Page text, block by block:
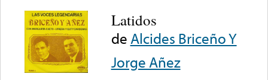
Latidos
de Alcides Briceño Y
Jorge Añez